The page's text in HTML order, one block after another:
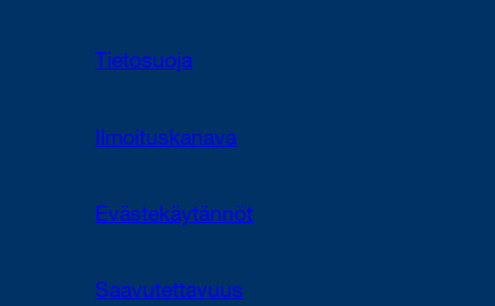
Tietosuoja
Ilmoituskanava
Evästekäytännöt
Saavutettavuus